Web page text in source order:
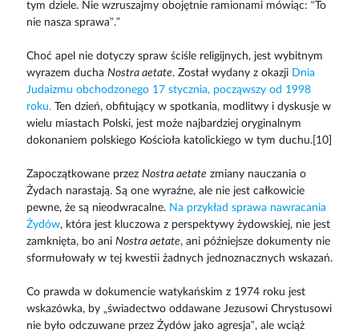
tym dziele. Nie wzruszajmy obojętnie ramionami mówiąc: “To
nie nasza sprawa”.”
Choć apel nie dotyczy spraw ściśle religijnych, jest wybitnym
wyrazem ducha Nostra aetate. Został wydany z okazji Dnia
Judaizmu obchodzonego 17 stycznia, począwszy od 1998
roku.Ten dzień, obfitujący w spotkania, modlitwy i dyskusje w
wielu miastach Polski, jest może najbardziej oryginalnym
dokonaniem polskiego Kościoła katolickiego w tym duchu.[10]
Zapoczątkowane przez Nostra aetate zmiany nauczania o
Żydach narastają. Są one wyraźne, ale nie jest całkowicie
pewne, że są nieodwracalne. Na przykład sprawa nawracania
Żydów, która jest kluczowa z perspektywy żydowskiej, nie jest
zamknięta, bo ani Nostra aetate, ani późniejsze dokumenty nie
sformułowały w tej kwestii żadnych jednoznacznych wskazań.
Co prawda w dokumencie watykańskim z 1974 roku jest
wskazówka, by „świadectwo oddawane Jezusowi Chrystusowi
nie było odczuwane przez Żydów jako agresja”, ale wciąż